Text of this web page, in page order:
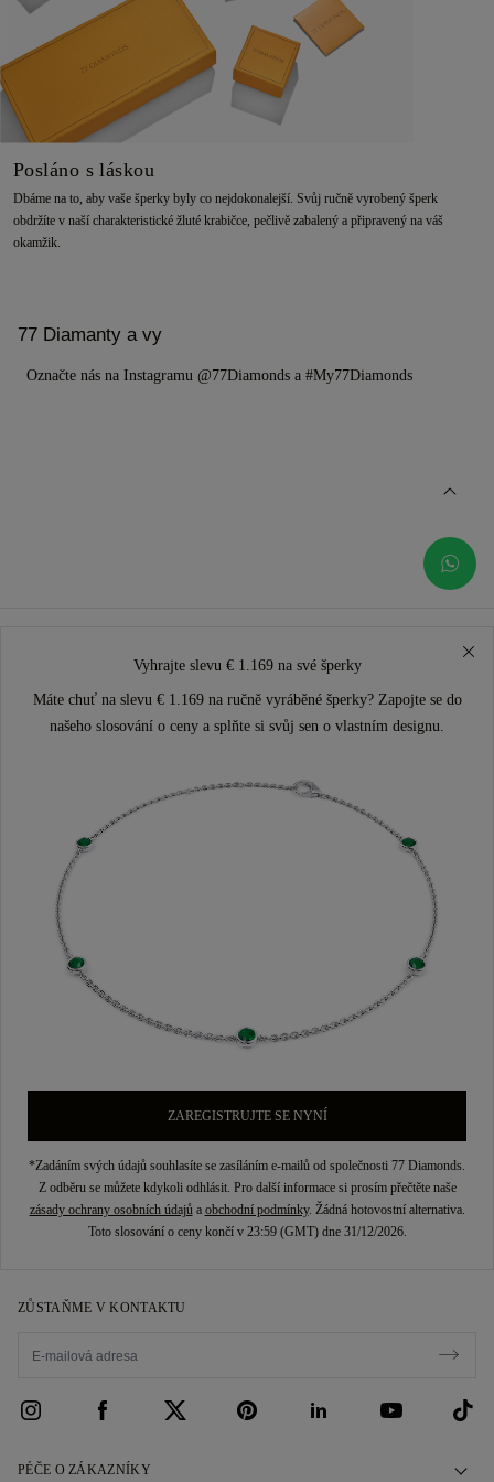
Posláno s láskou
Dbáme na to, aby vaše šperky byly co nejdokonalejší. Svůj ručně vyrobený šperk
obdržíte v naší charakteristické žluté krabičce, pečlivě zabalený a připravený na váš
okamžik.
77 Diamanty a vy
Označte nás na Instagramu @77Diamonds a #My77Diamonds
Vyhrajte slevu € 1.169 na své šperky
Máte chuť na slevu € 1.169 na ručně vyráběné šperky? Zapojte se do
našeho slosování o ceny a splňte si svůj sen o vlastním designu.
ZAREGISTRUJTE SE NYNÍ
*Zadáním svých údajů souhlasíte se zasíláním e-mailů od společnosti 77 Diamonds.
Z odběru se můžete kdykoli odhlásit. Pro další informace si prosím přečtěte naše
zásady ochrany osobních údajůa obchodní podmínky. Žádná hotovostní alternativa.
Toto slosování o ceny končí v 23:59 (GMT) dne 31/12/2026.
ZŮSTAŇME V KONTAKTU
PÉČE O ZÁKAZNÍKY